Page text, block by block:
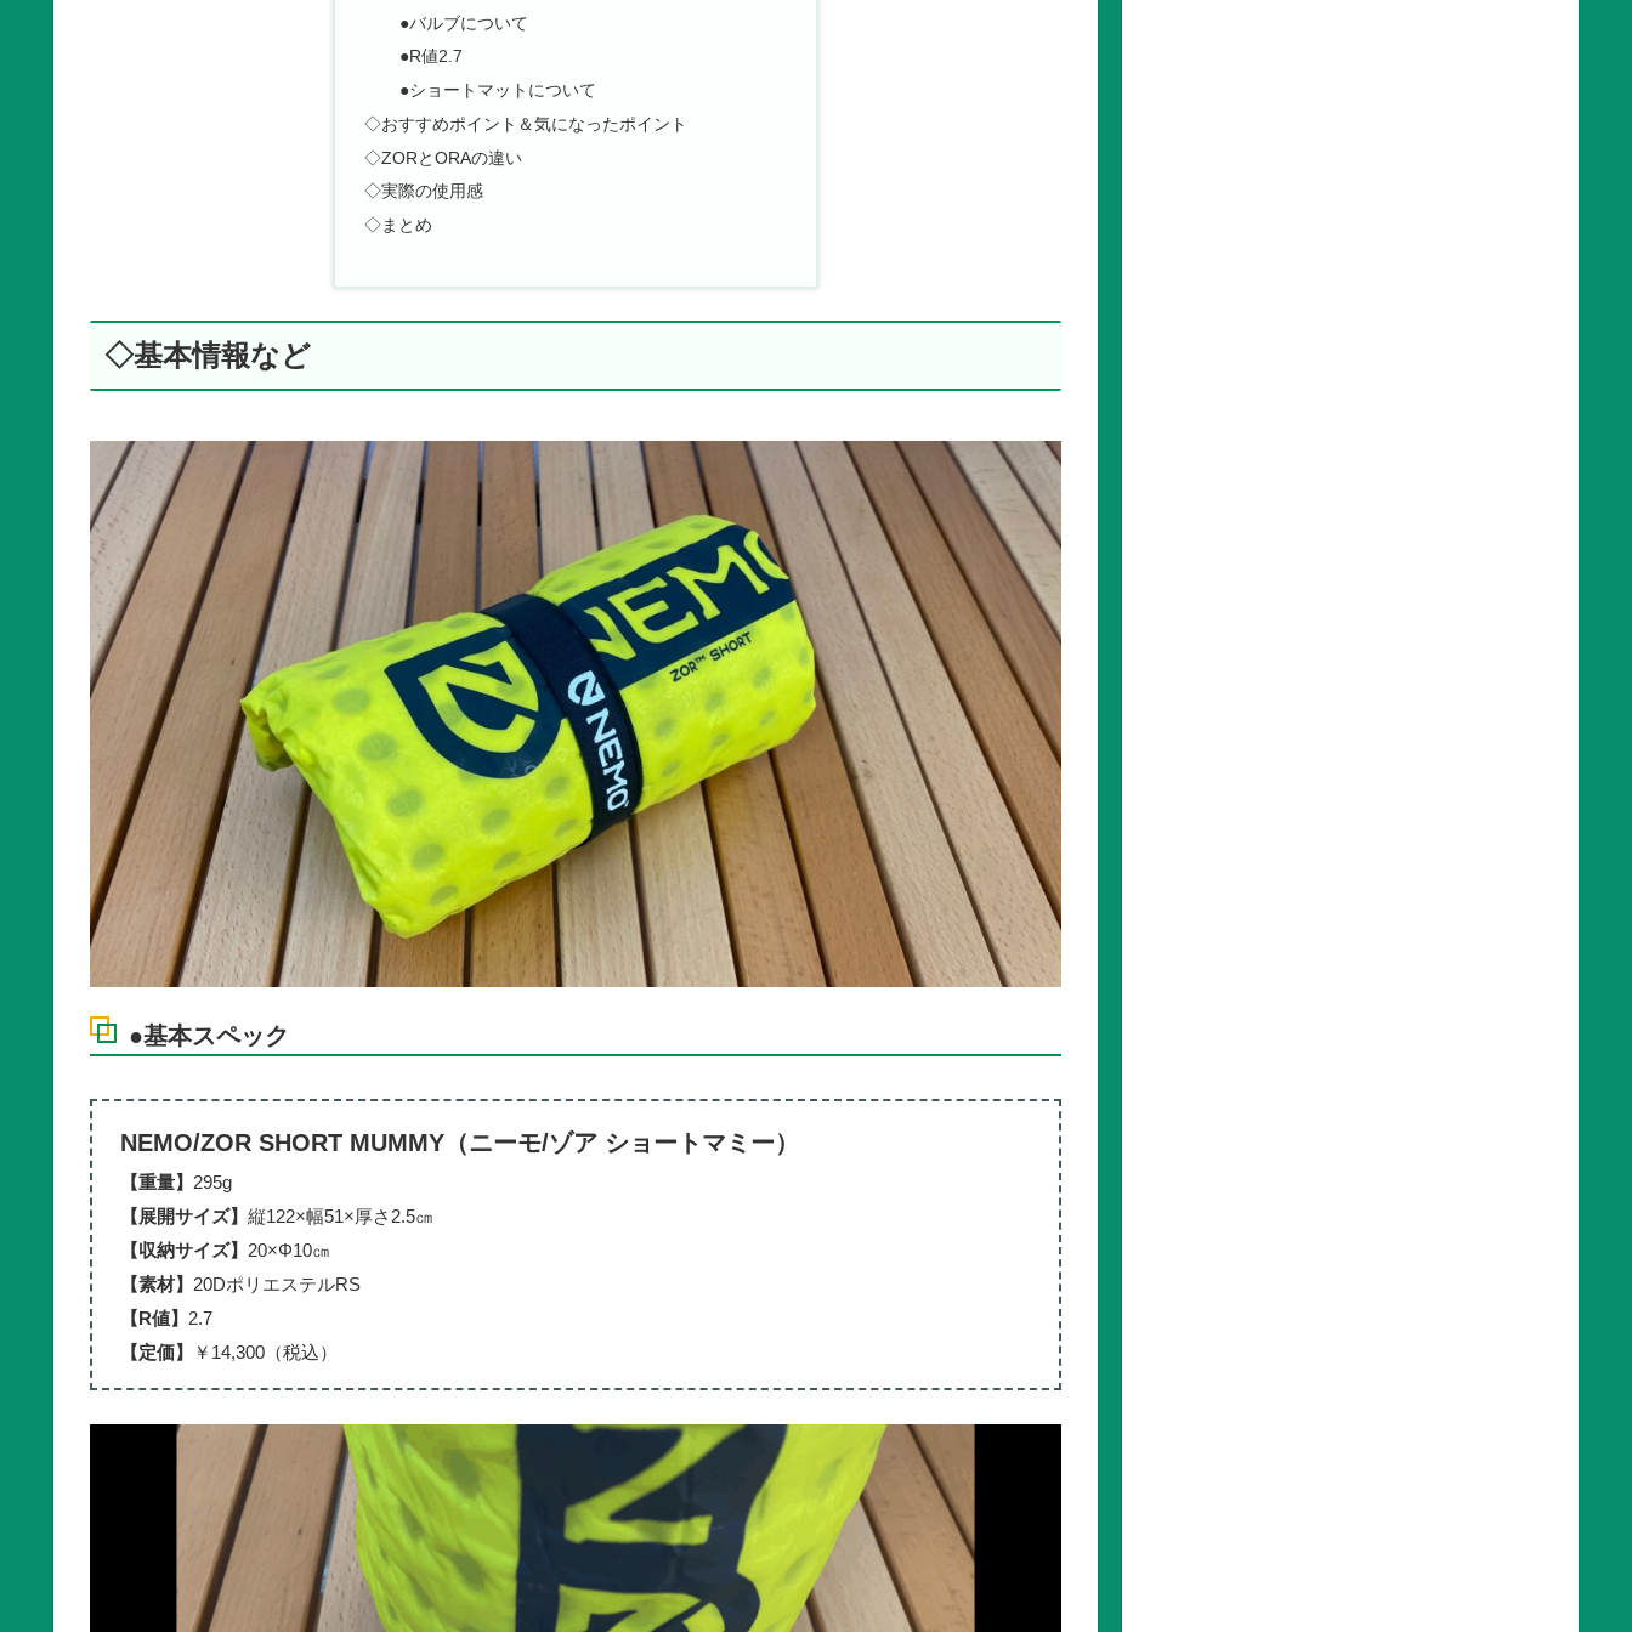
●バルブについて
●R値2.7
●ショートマットについて
◇おすすめポイント＆気になったポイント
◇ZORとORAの違い
◇実際の使用感
◇まとめ
◇基本情報など
●基本スペック
NEMO/ZOR SHORT MUMMY（ニーモ/ゾア ショートマミー）
【重量】 295g
【展開サイズ】 縦122×幅51×厚さ2.5㎝
【収納サイズ】 20×Φ10㎝
【素材】 20DポリエステルRS
【R値】 2.7
【定価】
￥14,300（税込）